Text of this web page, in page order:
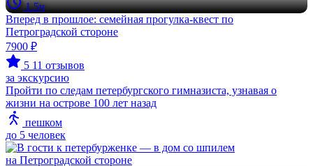
1.5ч
Вперед в прошлое: семейная прогулка-квест по
Петроградской стороне
7900 ₽
5 11 отзывов
за экскурсию
Пройти по следам петербургского гимназиста, узнавая о
жизни на острове 100 лет назад
пешком
до 5 человек